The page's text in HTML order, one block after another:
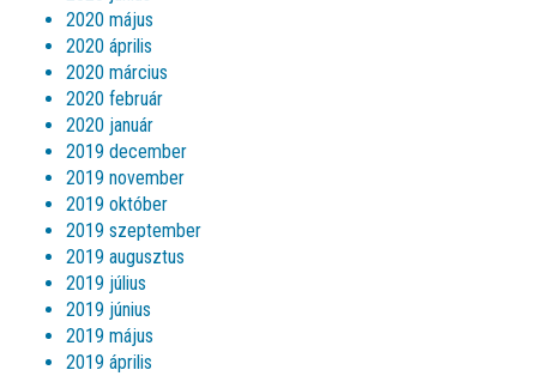
2020 május
2020 április
2020 március
2020 február
2020 január
2019 december
2019 november
2019 október
2019 szeptember
2019 augusztus
2019 július
2019 június
2019 május
2019 április